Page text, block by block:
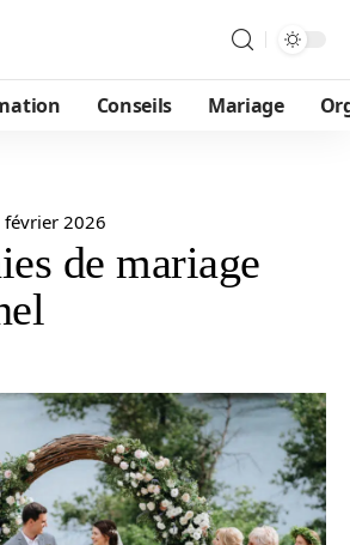
Conseils Mariage
février 2026
de mariage